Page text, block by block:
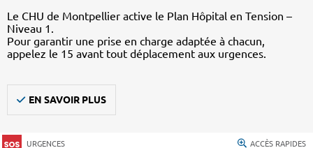
Le CHU de Montpellier active le Plan Hôpital en Tension –
Niveau 1.
Pour garantir une prise en charge adaptée à chacun,
appelez le 15 avant tout déplacement aux urgences.
EN SAVOIR PLUS
URGENCES ACCÈS RAPIDES